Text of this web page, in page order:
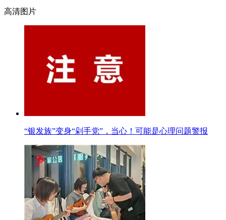
高清图片
“银发族”变身“剁手党”，当心！可能是心理问题警报